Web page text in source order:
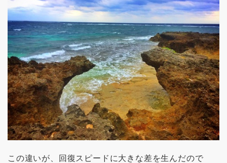
この違いが、回復スピードに大きな差を生んだので